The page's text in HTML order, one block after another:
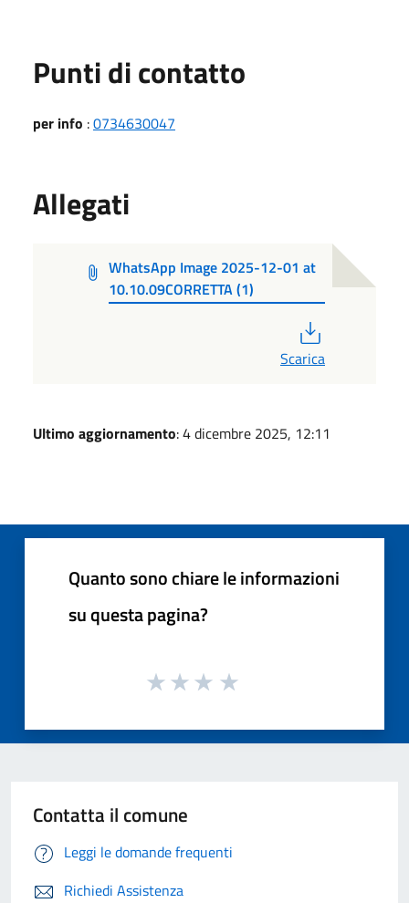
Punti di contatto
per info :0734630047
Allegati
WhatsApp Image 2025-12-01 at
10.10.09CORRETTA (1)
Scarica
Ultimo aggiornamento: 4 dicembre 2025, 12:11
Quanto sono chiare le informazioni
su questa pagina?
Contatta il comune
Leggi le domande frequenti
Richiedi Assistenza